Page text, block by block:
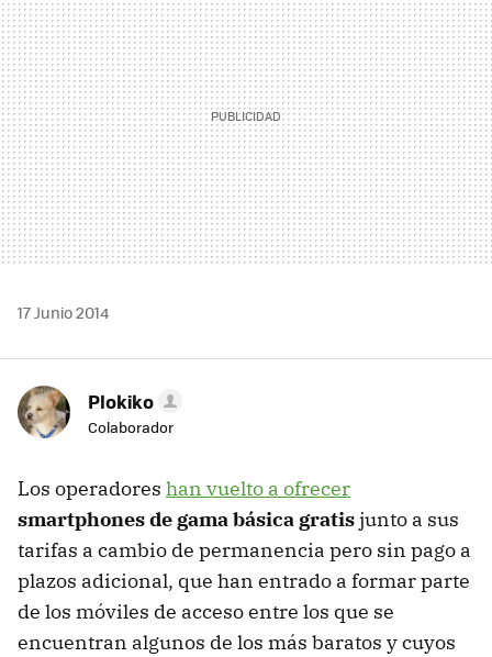
17 Junio 2014
Plokiko
Colaborador
Los operadores han vuelto a ofrecer
smartphones de gama básica gratisjunto a sus
tarifas a cambio de permanencia pero sin pago a
plazos adicional, que han entrado a formar parte
de los móviles de acceso entre los que se
encuentran algunos de los más baratos y cuyos